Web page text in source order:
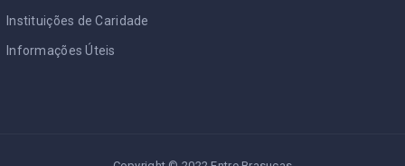
Instituições de Caridade
Informações Úteis